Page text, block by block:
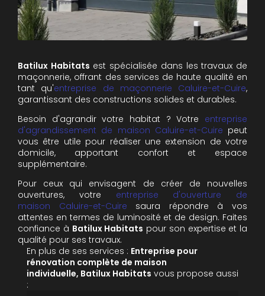
Batilux Habitats est spécialisée dans les travaux de
maçonnerie, offrant des services de haute qualité en
tant qu'entreprise de maçonnerie Caluire-et-Cuire,
garantissant des constructions solides et durables.
Besoin d'agrandir votre habitat ? Votre entreprise
d'agrandissement de maison Caluire-et-Cuire peut
vous être utile pour réaliser une extension de votre
domicile, apportant confort et espace
supplémentaire.
Pour ceux qui envisagent de créer de nouvelles
ouvertures, votre entreprise d'ouverture de
maison Caluire-et-Cuire saura répondre à vos
attentes en termes de luminosité et de design. Faites
confiance à Batilux Habitats pour son expertise et la
qualité pour ses travaux.
En plus de ses services : Entreprise pour
rénovation complète de maison
individuelle, Batilux Habitats vous propose aussi
: